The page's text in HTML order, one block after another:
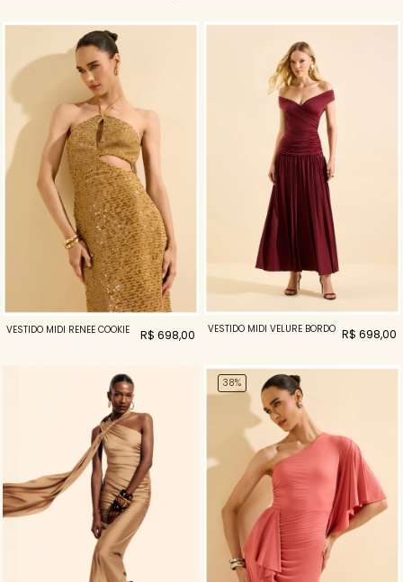
VESTIDO MIDI RENEE COOKIE R$ 698,00 VESTIDO MIDI VELURE BORDO R$ 698,00
38%